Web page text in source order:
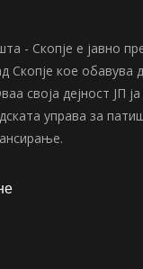
- Скопје е јавно
Скопје кое обавува
своја дејност ЈП
управа за